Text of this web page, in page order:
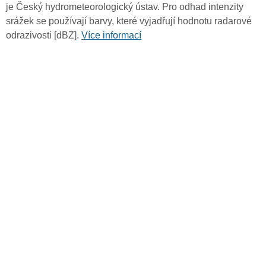
je Český hydrometeorologický ústav. Pro odhad intenzity
srážek se používají barvy, které vyjadřují hodnotu radarové
odrazivosti [dBZ]. Více informací